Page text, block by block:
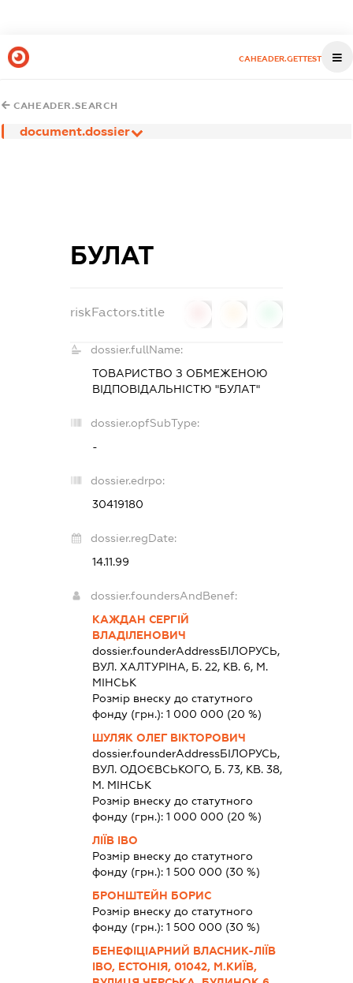
CAHEADER.GETTEST
CAHEADER.SEARCH
document.dossier
БУЛАТ
riskFactors.title
dossier.fullName:
ТОВАРИСТВО З ОБМЕЖЕНОЮ
ВІДПОВІДАЛЬНІСТЮ "БУЛАТ"
dossier.opfSubType:
-
dossier.edrpo:
30419180
dossier.regDate:
14.11.99
dossier.foundersAndBenef:
КАЖДАН СЕРГІЙ
ВЛАДІЛЕНОВИЧ
dossier.founderAddressБІЛОРУСЬ,
ВУЛ. ХАЛТУРІНА, Б. 22, КВ. 6, М.
МІНСЬК
Розмір внеску до статутного
фонду (грн.): 1 000 000 (20 %)
ШУЛЯК ОЛЕГ ВІКТОРОВИЧ
dossier.founderAddressБІЛОРУСЬ,
ВУЛ. ОДОЄВСЬКОГО, Б. 73, КВ. 38,
М. МІНСЬК
Розмір внеску до статутного
фонду (грн.): 1 000 000 (20 %)
ЛІЇВ ІВО
Розмір внеску до статутного
фонду (грн.): 1 500 000 (30 %)
БРОНШТЕЙН БОРИС
Розмір внеску до статутного
фонду (грн.): 1 500 000 (30 %)
БЕНЕФІЦІАРНИЙ ВЛАСНИК-ЛІЇВ
ІВО, ЕСТОНІЯ, 01042, М.КИЇВ,